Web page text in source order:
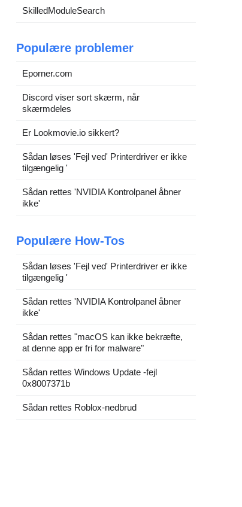
SkilledModuleSearch
Populære problemer
Eporner.com
Discord viser sort skærm, når
skærmdeles
Er Lookmovie.io sikkert?
Sådan løses 'Fejl ved' Printerdriver er ikke
tilgængelig '
Sådan rettes 'NVIDIA Kontrolpanel åbner
ikke'
Populære How-Tos
Sådan løses 'Fejl ved' Printerdriver er ikke
tilgængelig '
Sådan rettes 'NVIDIA Kontrolpanel åbner
ikke'
Sådan rettes "macOS kan ikke bekræfte,
at denne app er fri for malware"
Sådan rettes Windows Update -fejl
0x8007371b
Sådan rettes Roblox-nedbrud